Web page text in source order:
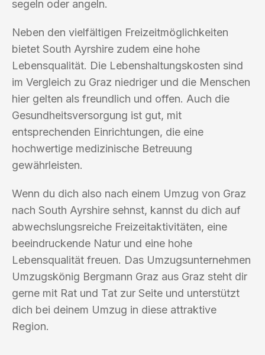
segeln oder angeln.
Neben den vielfältigen Freizeitmöglichkeiten
bietet South Ayrshire zudem eine hohe
Lebensqualität. Die Lebenshaltungskosten sind
im Vergleich zu Graz niedriger und die Menschen
hier gelten als freundlich und offen. Auch die
Gesundheitsversorgung ist gut, mit
entsprechenden Einrichtungen, die eine
hochwertige medizinische Betreuung
gewährleisten.
Wenn du dich also nach einem Umzug von Graz
nach South Ayrshire sehnst, kannst du dich auf
abwechslungsreiche Freizeitaktivitäten, eine
beeindruckende Natur und eine hohe
Lebensqualität freuen. Das Umzugsunternehmen
Umzugskönig Bergmann Graz aus Graz steht dir
gerne mit Rat und Tat zur Seite und unterstützt
dich bei deinem Umzug in diese attraktive
Region.